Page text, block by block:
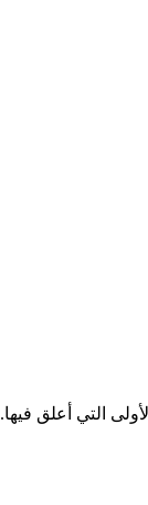
التي أعلق فيها.